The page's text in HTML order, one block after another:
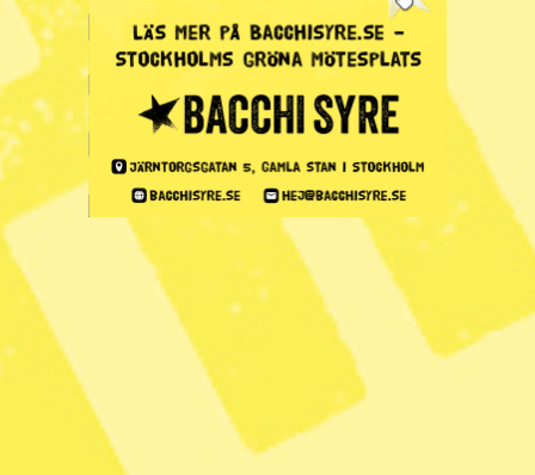
Zoom
Kritiken: Sverige borde
tydligare fördöma
USA:s agerande i
Venezuela
Publicerad 2026-01-04 6 min lästid